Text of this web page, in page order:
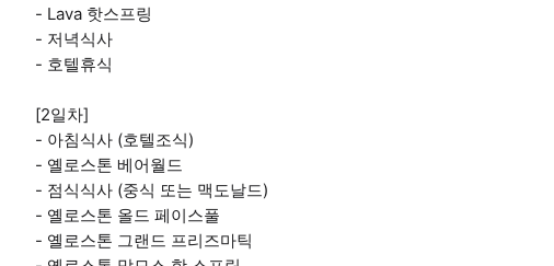
- Lava 핫스프링
- 저녁식사
- 호텔휴식
[2일차]
- 아침식사 (호텔조식)
- 옐로스톤 베어월드
- 점식식사 (중식 또는 맥도날드)
- 옐로스톤 올드 페이스풀
- 옐로스톤 그랜드 프리즈마틱